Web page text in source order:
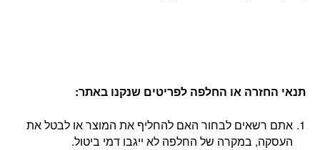
תנאי החזרה או החלפה לפריטים שנקנו באתר:
אתם רשאים לבחור האם להחליף את המוצר או לבטל את
העסקה, במקרה של החלפה לא ייגבו דמי ביטול.